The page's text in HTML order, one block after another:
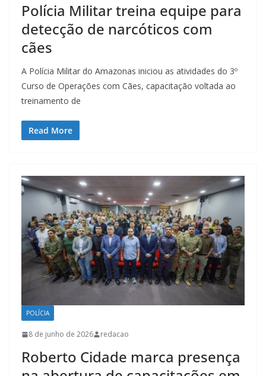
Polícia Militar treina equipe para
detecção de narcóticos com
cães
A Polícia Militar do Amazonas iniciou as atividades do 3º
Curso de Operações com Cães, capacitação voltada ao
treinamento de
Read More
POLÍCIA
8 de junho de 2026 redacao
Roberto Cidade marca presença